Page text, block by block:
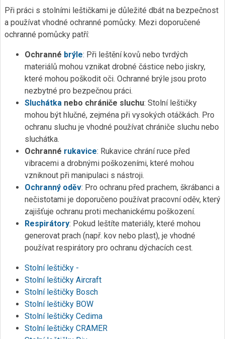
Při práci s stolními leštičkami je důležité dbát na bezpečnost
a používat vhodné ochranné pomůcky. Mezi doporučené
ochranné pomůcky patří:
Ochranné brýle: Při leštění kovů nebo tvrdých
materiálů mohou vznikat drobné částice nebo jiskry,
které mohou poškodit oči. Ochranné brýle jsou proto
nezbytné pro bezpečnou práci.
Sluchátka nebo chrániče sluchu: Stolní leštičky
mohou být hlučné, zejména při vysokých otáčkách. Pro
ochranu sluchu je vhodné používat chrániče sluchu nebo
sluchátka.
Ochranné rukavice: Rukavice chrání ruce před
vibracemi a drobnými poškozeními, které mohou
vzniknout při manipulaci s nástroji.
Ochranný oděv: Pro ochranu před prachem, škrábanci a
nečistotami je doporučeno používat pracovní oděv, který
zajišťuje ochranu proti mechanickému poškození.
Respirátory: Pokud leštíte materiály, které mohou
generovat prach (např. kov nebo plast), je vhodné
používat respirátory pro ochranu dýchacích cest.
Stolní leštičky -
Stolní leštičky Aircraft
Stolní leštičky Bosch
Stolní leštičky BOW
Stolní leštičky Cedima
Stolní leštičky CRAMER